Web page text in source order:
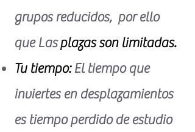
grupos reducidos, por ello
que Lasplazas son limitadas.
Tu tiempo:El tiempo que
inviertes en desplazamientos
es tiempo perdido de estudio